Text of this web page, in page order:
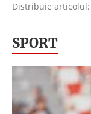
Distribuie articolul:
SPORT